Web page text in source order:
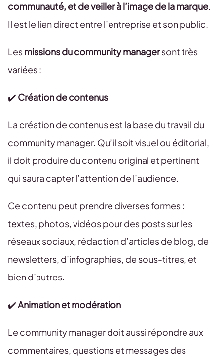
communauté, et de veiller à l’image de la marque.
Il est le lien direct entre l’entreprise et son public.
Lesmissions du community managersont très
variées :
✔️ Création de contenus
La création de contenus est la base du travail du
community manager. Qu’il soit visuel ou éditorial,
il doit produire du contenu original et pertinent
qui saura capter l’attention de l’audience.
Ce contenu peut prendre diverses formes :
textes, photos, vidéos pour des posts sur les
réseaux sociaux, rédaction d’articles de blog, de
newsletters, d’infographies, de sous-titres, et
bien d’autres.
✔️Animation et modération
Le community manager doit aussi répondre aux
commentaires, questions et messages des